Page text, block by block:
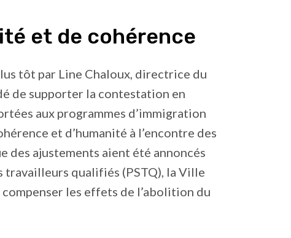
et de cohérence
tôt par Line Chaloux, directrice du
de supporter la contestation en
aux programmes d’immigration
et d’humanité à l’encontre des
des ajustements aient été annoncés
travailleurs qualifiés (PSTQ), la Ville
les effets de l’abolition du